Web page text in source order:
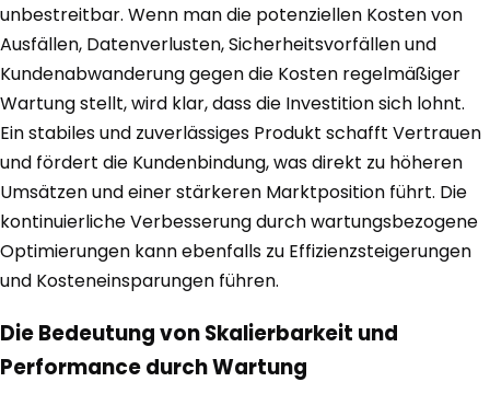
unbestreitbar. Wenn man die potenziellen Kosten von
Ausfällen, Datenverlusten, Sicherheitsvorfällen und
Kundenabwanderung gegen die Kosten regelmäßiger
Wartung stellt, wird klar, dass die Investition sich lohnt.
Ein stabiles und zuverlässiges Produkt schafft Vertrauen
und fördert die Kundenbindung, was direkt zu höheren
Umsätzen und einer stärkeren Marktposition führt. Die
kontinuierliche Verbesserung durch wartungsbezogene
Optimierungen kann ebenfalls zu Effizienzsteigerungen
und Kosteneinsparungen führen.
Die Bedeutung von Skalierbarkeit und
Performance durch Wartung